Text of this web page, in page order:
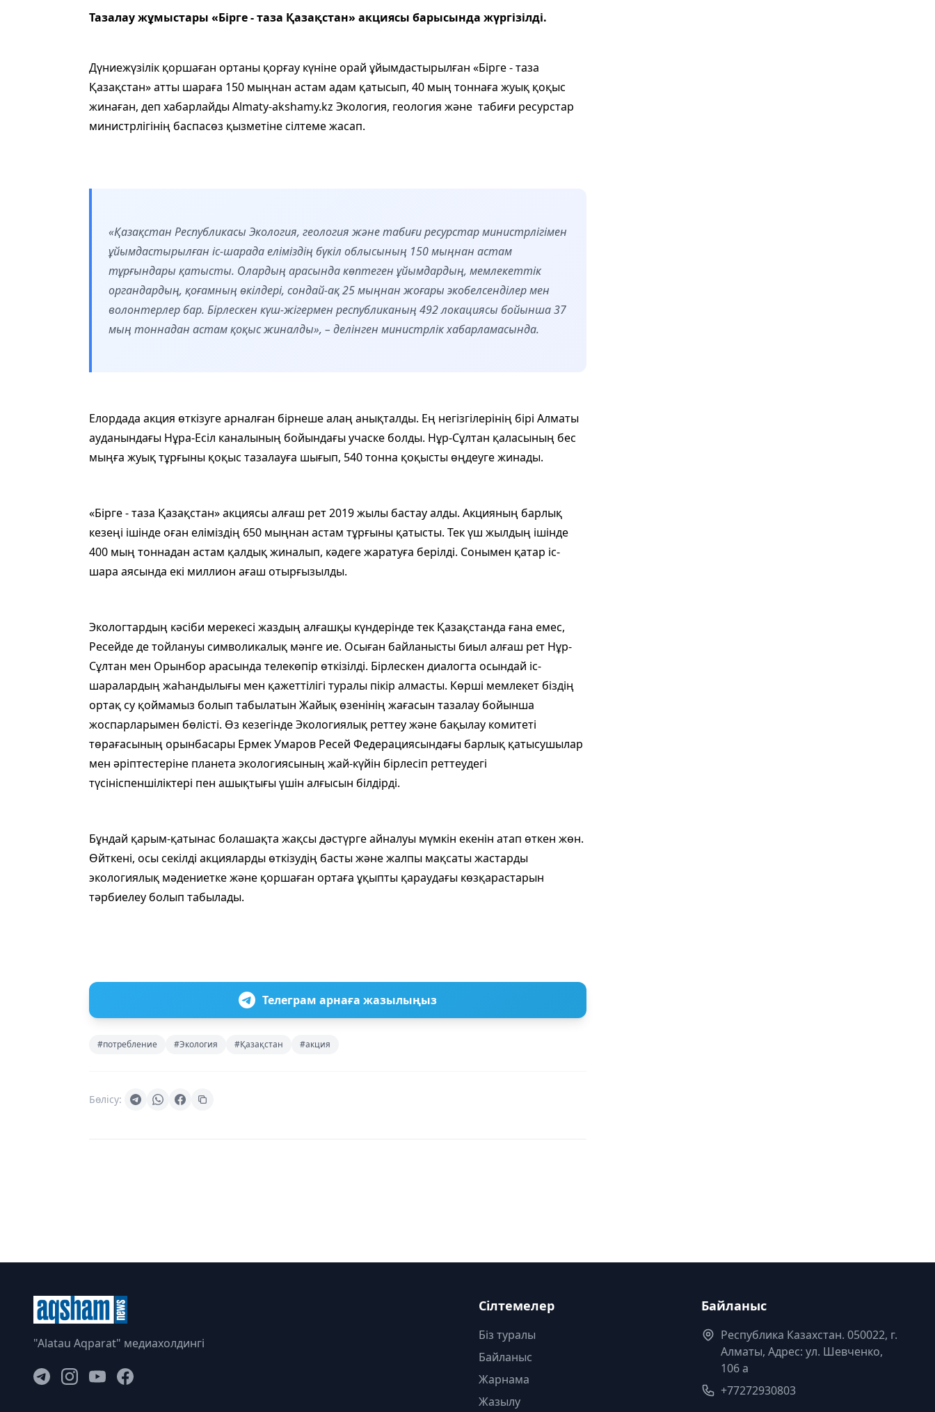
Тазалау жұмыстары «Бірге - таза Қазақстан» акциясы барысында жүргізілді.
Дүниежүзілік қоршаған ортаны қорғау күніне орай ұйымдастырылған «Бірге - таза
Қазақстан» атты шараға 150 мыңнан астам адам қатысып, 40 мың тоннаға жуық қоқыс
жинаған, деп хабарлайды Almaty-akshamy.kz Экология, геология және табиғи ресурстар
министрлігінің баспасөз қызметіне сілтеме жасап.
«Қазақстан Республикасы Экология, геология және табиғи ресурстар министрлігімен
ұйымдастырылған іс-шарада еліміздің бүкіл облысының 150 мыңнан астам
тұрғындары қатысты. Олардың арасында көптеген ұйымдардың, мемлекеттік
органдардың, қоғамның өкілдері, сондай-ақ 25 мыңнан жоғары экобелсенділер мен
волонтерлер бар. Бірлескен күш-жігермен республиканың 492 локациясы бойынша 37
мың тоннадан астам қоқыс жиналды», – делінген министрлік хабарламасында.
Елордада акция өткізуге арналған бірнеше алаң анықталды. Ең негізгілерінің бірі Алматы
ауданындағы Нұра-Есіл каналының бойындағы учаске болды. Нұр-Сұлтан қаласының бес
мыңға жуық тұрғыны қоқыс тазалауға шығып, 540 тонна қоқысты өңдеуге жинады.
«Бірге - таза Қазақстан» акциясы алғаш рет 2019 жылы бастау алды. Акцияның барлық
кезеңі ішінде оған еліміздің 650 мыңнан астам тұрғыны қатысты. Тек үш жылдың ішінде
400 мың тоннадан астам қалдық жиналып, кәдеге жаратуға берілді. Сонымен қатар іс-
шара аясында екі миллион ағаш отырғызылды.
Экологтардың кәсіби мерекесі жаздың алғашқы күндерінде тек Қазақстанда ғана емес,
Ресейде де тойлануы символикалық мәнге ие. Осыған байланысты биыл алғаш рет Нұр-
Сұлтан мен Орынбор арасында телекөпір өткізілді. Бірлескен диалогта осындай іс-
шаралардың жаҺандылығы мен қажеттілігі туралы пікір алмасты. Көрші мемлекет біздің
ортақ су қоймамыз болып табылатын Жайық өзенінің жағасын тазалау бойынша
жоспарларымен бөлісті. Өз кезегінде Экологиялық реттеу және бақылау комитеті
төрағасының орынбасары Ермек Умаров Ресей Федерациясындағы барлық қатысушылар
мен әріптестеріне планета экологиясының жай-күйін бірлесіп реттеудегі
түсініспеншіліктері пен ашықтығы үшін алғысын білдірді.
Бұндай қарым-қатынас болашақта жақсы дәстүрге айналуы мүмкін екенін атап өткен жөн.
Өйткені, осы секілді акцияларды өткізудің басты және жалпы мақсаты жастарды
экологиялық мәдениетке және қоршаған ортаға ұқыпты қараудағы көзқарастарын
тәрбиелеу болып табылады.
Телеграм арнаға жазылыңыз
#потребление #Экология #Қазақстан #акция
Бөлісу:
"Alatau Aqparat" медиахолдингі
Сілтемелер
Біз туралы
Байланыс
Жарнама
Жазылу
Байланыс
Республика Казахстан. 050022, г.
Алматы, Адрес: ул. Шевченко,
106 а
+77272930803